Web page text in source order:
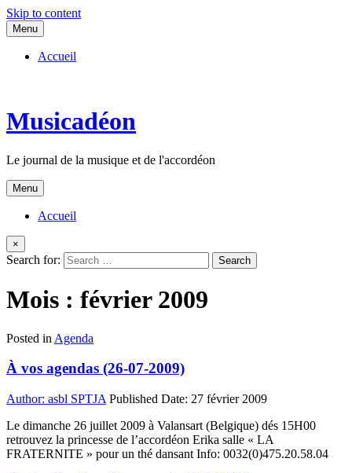
Skip to content
Menu
Accueil
Musicadéon
Le journal de la musique et de l'accordéon
Menu
Accueil
×
Search for:
Mois : février 2009
Posted in Agenda
À vos agendas (26-07-2009)
Author: asbl SPTJA Published Date: 27 février 2009
Le dimanche 26 juillet 2009 à Valansart (Belgique) dés 15H00
retrouvez la princesse de l’accordéon Erika salle « LA
FRATERNITE » pour un thé dansant Info: 0032(0)475.20.58.04